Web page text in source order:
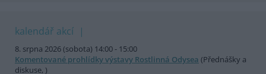
kalendář akcí
8. srpna 2026 (sobota) 14:00 - 15:00
Komentované prohlídky výstavy Rostlinná Odysea (Přednášky a
diskuse, )